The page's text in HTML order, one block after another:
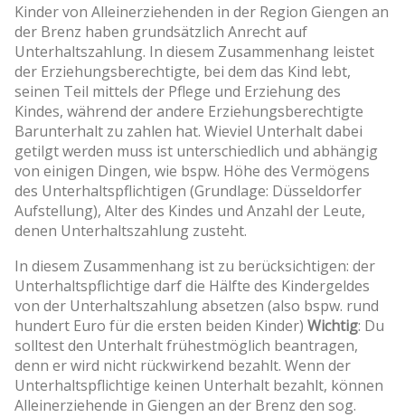
Kinder von Alleinerziehenden in der Region Giengen an
der Brenz haben grundsätzlich Anrecht auf
Unterhaltszahlung. In diesem Zusammenhang leistet
der Erziehungsberechtigte, bei dem das Kind lebt,
seinen Teil mittels der Pflege und Erziehung des
Kindes, während der andere Erziehungsberechtigte
Barunterhalt zu zahlen hat. Wieviel Unterhalt dabei
getilgt werden muss ist unterschiedlich und abhängig
von einigen Dingen, wie bspw. Höhe des Vermögens
des Unterhaltspflichtigen (Grundlage: Düsseldorfer
Aufstellung), Alter des Kindes und Anzahl der Leute,
denen Unterhaltszahlung zusteht.
In diesem Zusammenhang ist zu berücksichtigen: der
Unterhaltspflichtige darf die Hälfte des Kindergeldes
von der Unterhaltszahlung absetzen (also bspw. rund
hundert Euro für die ersten beiden Kinder) Wichtig: Du
solltest den Unterhalt frühestmöglich beantragen,
denn er wird nicht rückwirkend bezahlt. Wenn der
Unterhaltspflichtige keinen Unterhalt bezahlt, können
Alleinerziehende in Giengen an der Brenz den sog.